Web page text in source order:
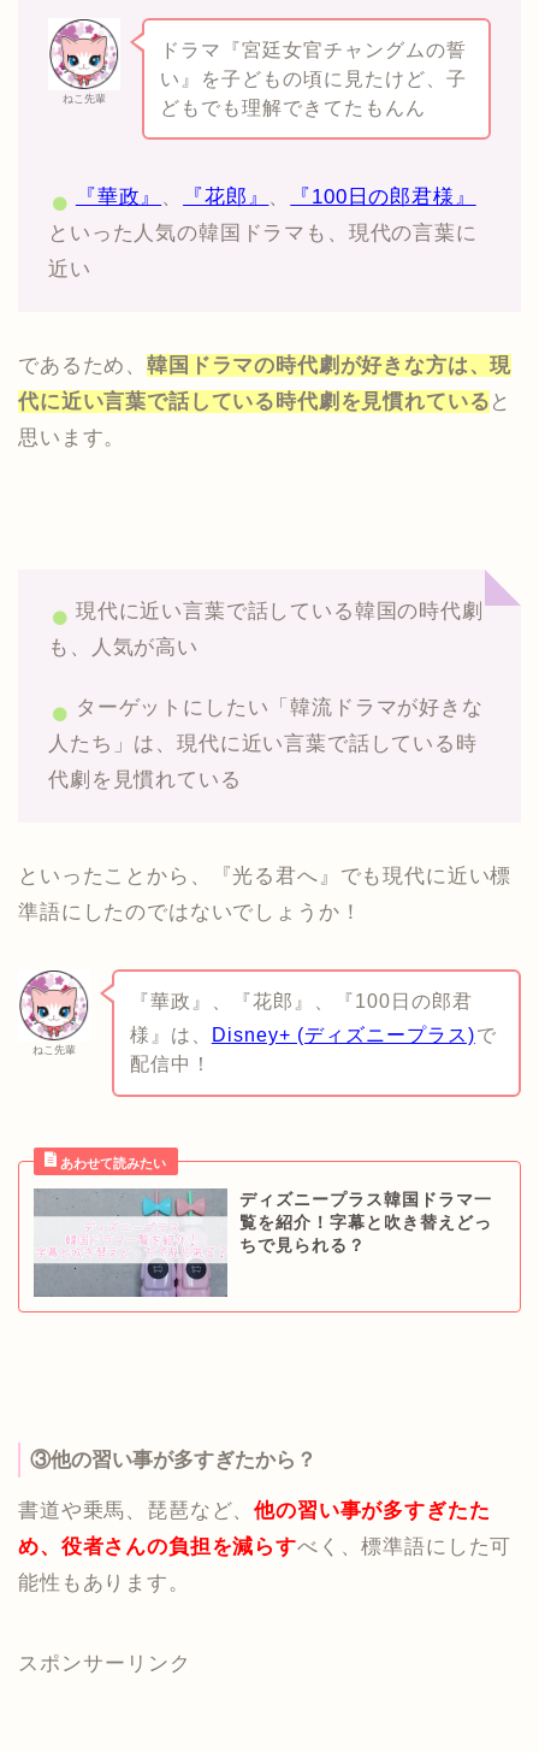
ねこ先輩
ドラマ『宮廷女官チャングムの誓
い』を子どもの頃に見たけど、子
どもでも理解できてたもんん
『華政』 、 『花郎』 、
『100日の郎君様』
といった人気の韓国ドラマも、現代の言葉に
近い
であるため、韓国ドラマの時代劇が好きな方は、現
代に近い言葉で話している時代劇を見慣れている と
思います。
現代に近い言葉で話している韓国の時代劇
も、人気が高い
ターゲットにしたい「韓流ドラマが好きな
人たち」は、現代に近い言葉で話している時
代劇を見慣れている
といったことから、『光る君へ』でも現代に近い標
準語にしたのではないでしょうか！
ねこ先輩
『華政』、『花郎』、『100日の郎君
様』は、
Disney+ (ディズニープラス)で
配信中！
ディズニープラス韓国ドラマ一
覧を紹介！字幕と吹き替えどっ
ちで見られる？
③他の習い事が多すぎたから？
書道や乗馬、琵琶など、他の習い事が多すぎたた
め、役者さんの負担を減らすべく、標準語にした可
能性もあります。
スポンサーリンク